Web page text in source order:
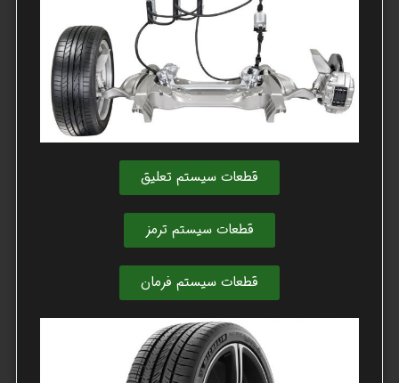
قطعات سیستم تعلیق
قطعات سیستم ترمز
قطعات سیستم فرمان